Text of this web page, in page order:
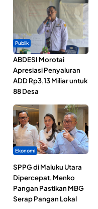
Publik
ABDESI Morotai
Apresiasi Penyaluran
ADD Rp3,13 Miliar untuk
88 Desa
Ekonomi
SPPG di Maluku Utara
Dipercepat, Menko
Pangan Pastikan MBG
Serap Pangan Lokal